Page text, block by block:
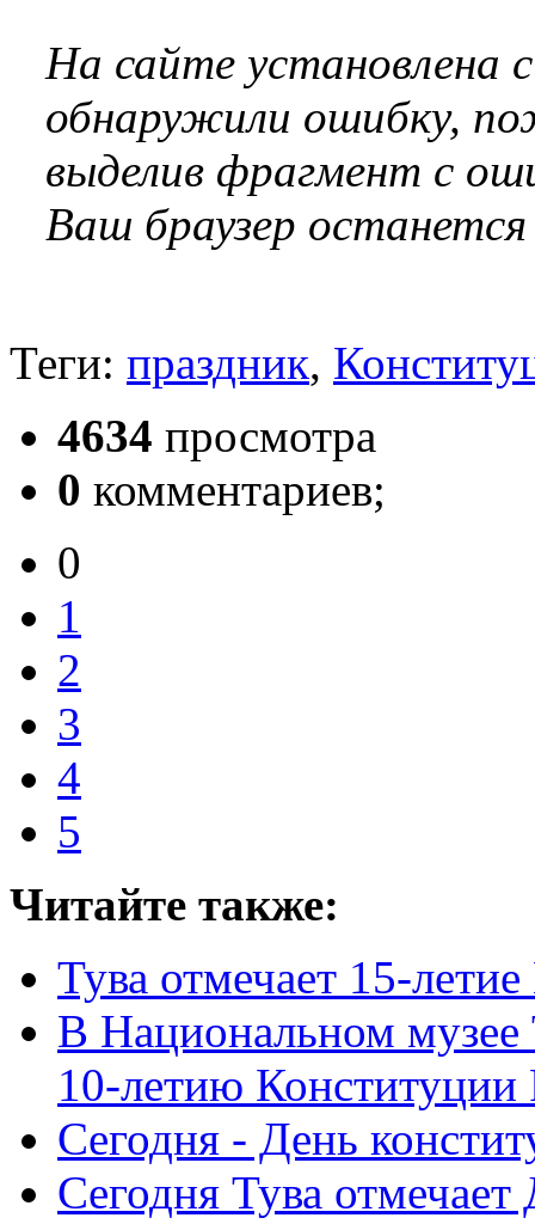
На сайте установлена
обнаружили ошибку,
выделив фрагмент с
Ваш браузер
Теги: праздник,
4634 просмотра
0 комментариев;
0
1
2
3
4
5
Читайте также:
Тува отмечает 15-
В Национальном музее
10-летию Конституции
Сегодня - День
Сегодня Тува